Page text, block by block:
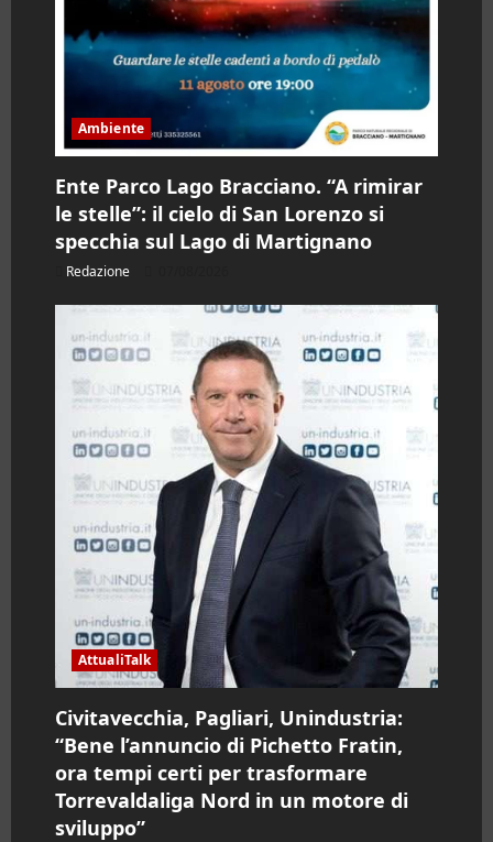
o
o
Ambiente
Ente Parco Lago Bracciano. “A rimirar
le stelle”: il cielo di San Lorenzo si
specchia sul Lago di Martignano
Redazione
AttualiTalk
Civitavecchia, Pagliari, Unindustria:
“Bene l’annuncio di Pichetto Fratin,
ora tempi certi per trasformare
Torrevaldaliga Nord in un motore di
sviluppo”